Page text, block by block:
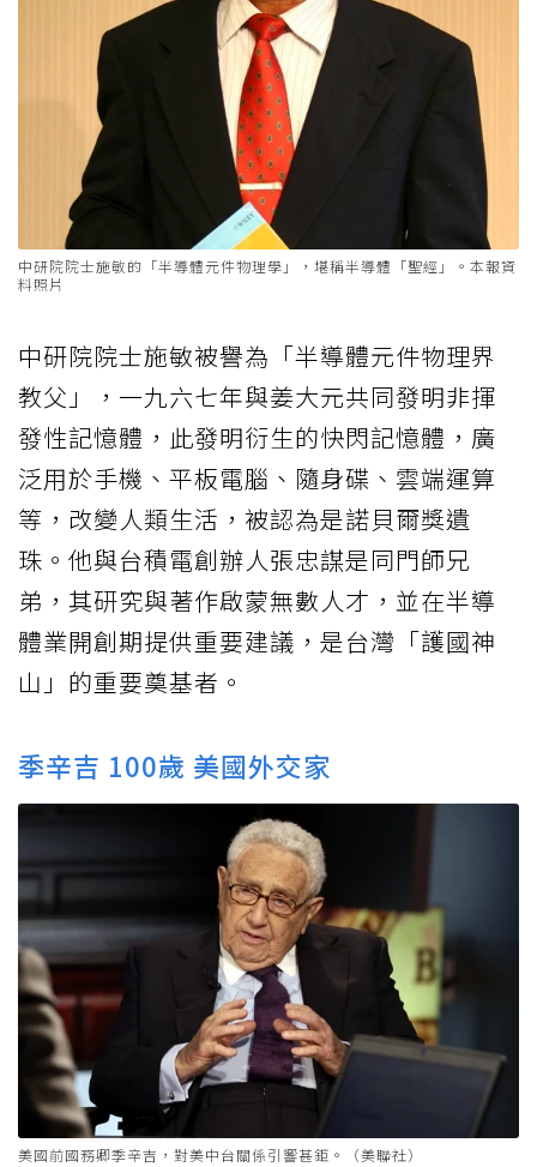
中研院院士施敏的「半導體元件物理學」，堪稱半導體「聖經」。本報資
料照片
中研院院士施敏被譽為「半導體元件物理界
教父」，一九六七年與姜大元共同發明非揮
發性記憶體，此發明衍生的快閃記憶體，廣
泛用於手機、平板電腦、隨身碟、雲端運算
等，改變人類生活，被認為是諾貝爾獎遺
珠。他與台積電創辦人張忠謀是同門師兄
弟，其研究與著作啟蒙無數人才，並在半導
體業開創期提供重要建議，是台灣「護國神
山」的重要奠基者。
季辛吉 100歲 美國外交家
美國前國務卿季辛吉，對美中台關係引響甚鉅。（美聯社）